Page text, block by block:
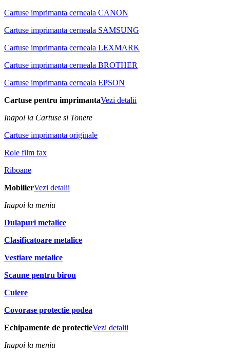
Cartuse imprimanta cerneala CANON
Cartuse imprimanta cerneala SAMSUNG
Cartuse imprimanta cerneala LEXMARK
Cartuse imprimanta cerneala BROTHER
Cartuse imprimanta cerneala EPSON
Cartuse pentru imprimantaVezi detalii
Inapoi la Cartuse si Tonere
Cartuse imprimanta originale
Role film fax
Riboane
MobilierVezi detalii
Inapoi la meniu
Dulapuri metalice
Clasificatoare metalice
Vestiare metalice
Scaune pentru birou
Cuiere
Covorase protectie podea
Echipamente de protectieVezi detalii
Inapoi la meniu